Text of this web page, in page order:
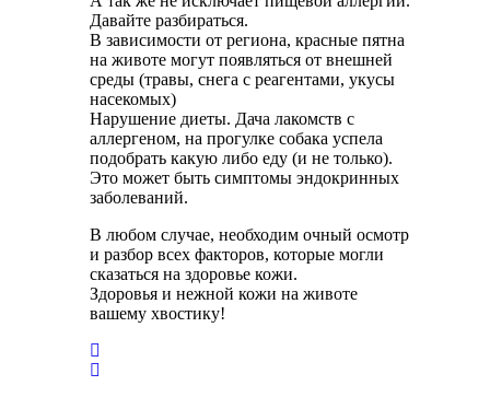
Давайте разбираться.
В зависимости от региона, красные пятна
на животе могут появляться от внешней
среды (травы, снега с реагентами, укусы
насекомых)
Нарушение диеты. Дача лакомств с
аллергеном, на прогулке собака успела
подобрать какую либо еду (и не только).
Это может быть симптомы эндокринных
заболеваний.
В любом случае, необходим очный осмотр
и разбор всех факторов, которые могли
сказаться на здоровье кожи.
Здоровья и нежной кожи на животе
вашему хвостику!